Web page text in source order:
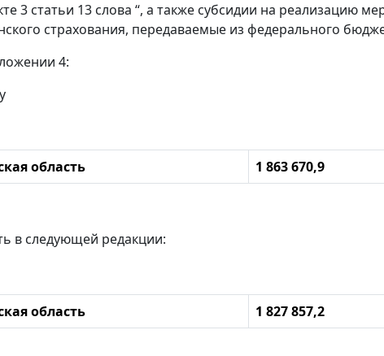
3 статьи 13 слова “, а также субсидии на реализацию
страхования, передаваемые из федерального
4:
область 1 863 670,9
в следующей редакции:
область 1 827 857,2